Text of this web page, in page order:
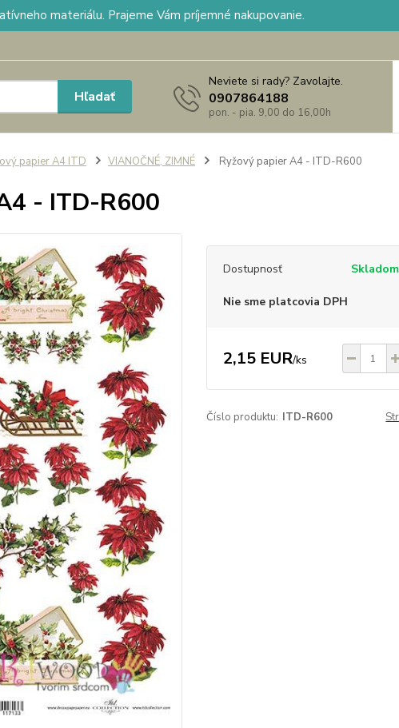
materiálu. Prajeme Vám príjemné nakupovanie.
Hľadať
Neviete si rady? Zavolajte.
0907864188
pon. - pia. 9,00 do 16,00h
papier A4 ITD VIANOČNÉ, ZIMNÉ Ryžový papier A4 - ITD-R600
- ITD-R600
Dostupnosť Skladom
Nie sme platcovia DPH
2,15 EUR/ks
Číslo produktu: ITD-R600